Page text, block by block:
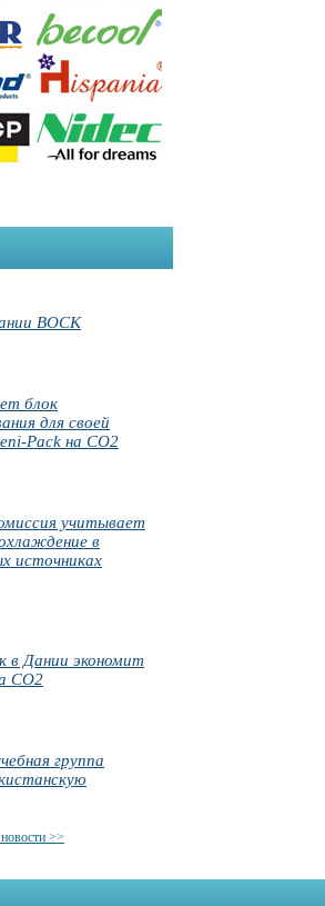
BOCK
блок
для своей
Pack на CO2
учитывает
в
источниках
в Дании экономит
CO2
группа
>>